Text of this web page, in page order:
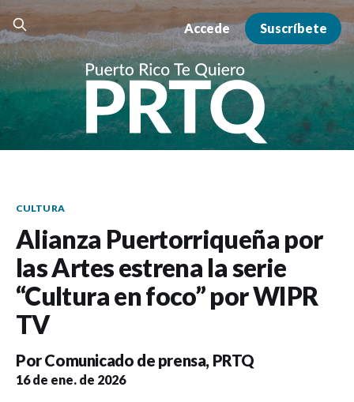
Accede Suscríbete
CULTURA
Alianza Puertorriqueña por
las Artes estrena la serie
“Cultura en foco” por WIPR
TV
PorComunicado de prensa, PRTQ
16 de ene. de 2026